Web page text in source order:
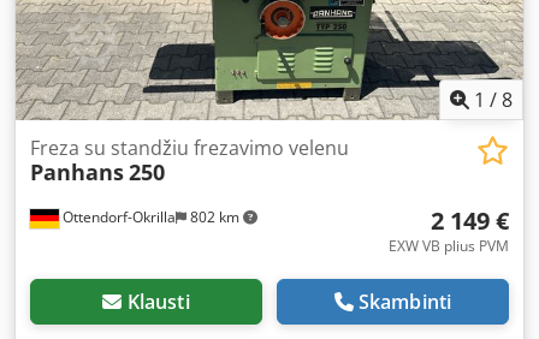
1 /8
Ottendorf-Okrilla 802 km
Freza su standžiu frezavimo velenu
Panhans250
2 149 €
EXW VB plius PVM
Klausti Skambinti